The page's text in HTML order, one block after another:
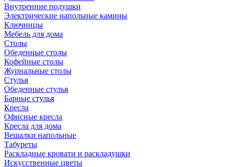
Внутренние подушки
Электрические напольные камины
Ключницы
Мебель для дома
Столы
Обеденные столы
Кофейные столы
Журнальные столы
Стулья
Обеденные стулья
Барные стулья
Кресла
Офисные кресла
Кресла для дома
Вешалки напольные
Табуреты
Раскладные кровати и раскладушки
Искусственные цветы